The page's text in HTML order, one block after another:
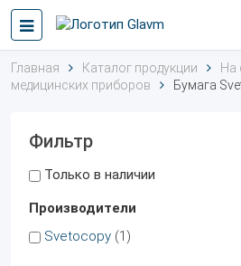
Главная Каталог продукции На
медицинских приборов
Бумага
Фильтр
Только в наличии
Производители
Svetocopy (1)